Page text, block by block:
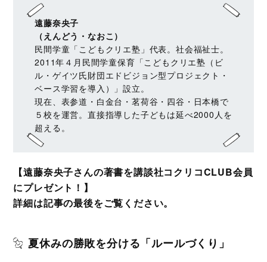
遠藤奈央子
（えんどう・なおこ）
民間学童「こどもクリエ塾」代表。社会福祉士。
2011年４月民間学童保育「こどもクリエ塾（ビ
ル・ゲイツ氏財団エドビジョン型プロジェクト・
ベース学習を導入）」設立。
現在、表参道・白金台・茗荷谷・四谷・日本橋で
５校を運営。直接指導した子どもは延べ2000人を
超える。
【遠藤奈央子さんの著書を講談社コクリコCLUB会員
にプレゼント！】
詳細は記事の最後をご覧ください。
夏休みの勝敗を分ける「ルールづくり」